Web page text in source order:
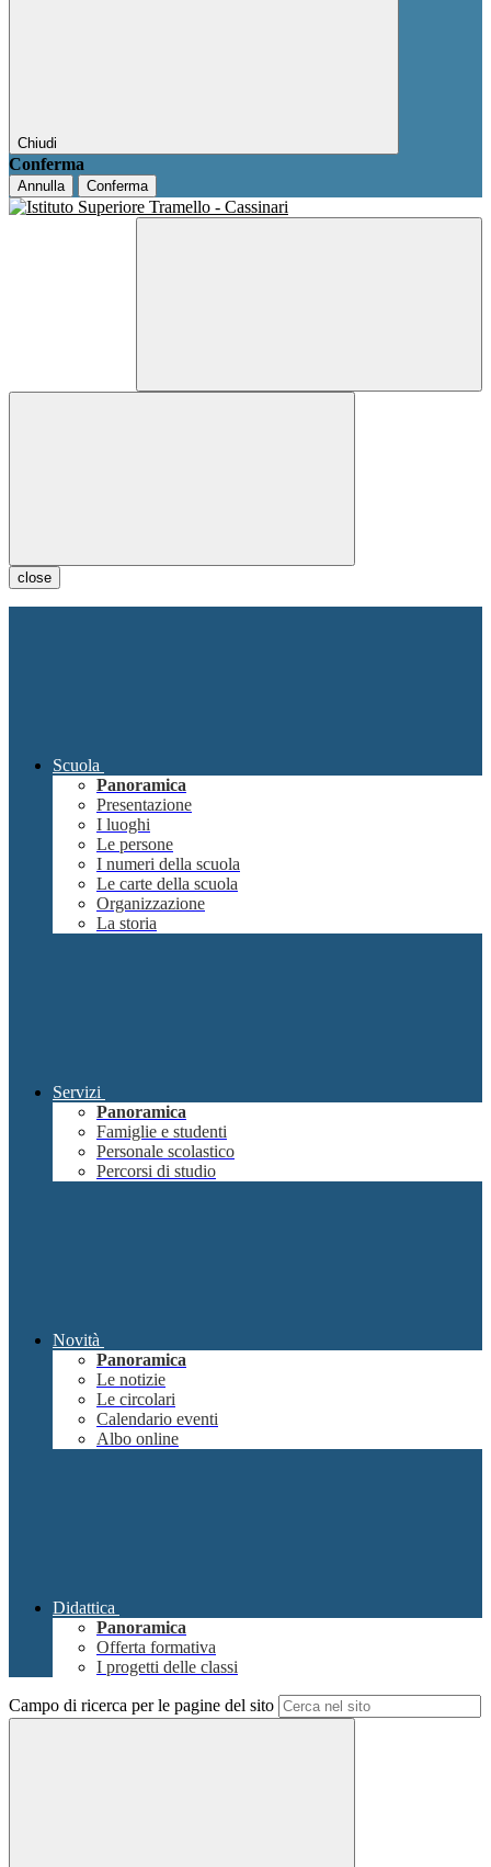
Chiudi
Conferma
Annulla Conferma
close
Scuola
Panoramica
Presentazione
I luoghi
Le persone
I numeri della scuola
Le carte della scuola
Organizzazione
La storia
Servizi
Panoramica
Famiglie e studenti
Personale scolastico
Percorsi di studio
Novità
Panoramica
Le notizie
Le circolari
Calendario eventi
Albo online
Didattica
Panoramica
Offerta formativa
I progetti delle classi
Campo di ricerca per le pagine del sito